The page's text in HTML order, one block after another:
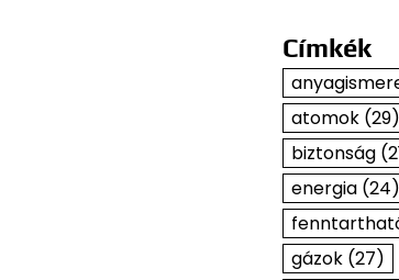
Címkék
atomok(29)
biztonság
energia(24)
gázok(27)